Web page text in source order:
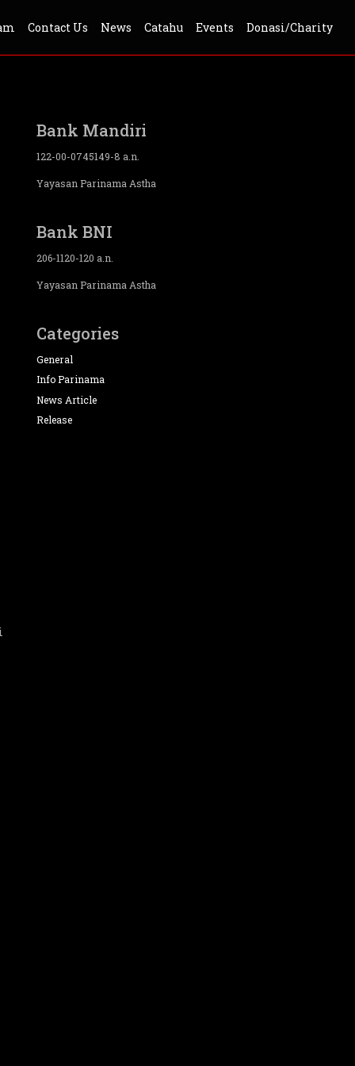
Contact Us News Catahu Events Donasi/Charity
Bank Mandiri
122-00-0745149-8 a.n.
Yayasan Parinama Astha
Bank BNI
206-1120-120 a.n.
Yayasan Parinama Astha
Categories
General
Info Parinama
News Article
Release